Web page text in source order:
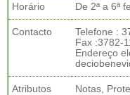
Horário De 2ª a 6ª
Contacto
Telefone :
Fax :3782-
Endereço
Atributos
Notas,